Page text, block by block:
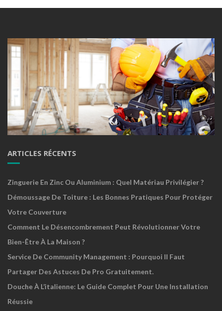
ARTICLES RÉCENTS
Zinguerie En Zinc Ou Aluminium : Quel Matériau Privilégier ?
Démoussage De Toiture : Les Bonnes Pratiques Pour Protéger
Votre Couverture
Comment Le Désencombrement Peut Révolutionner Votre
Bien-Être À La Maison ?
Service De Community Management : Pourquoi Il Faut
Partager Des Astuces De Pro Gratuitement.
Douche À L’italienne: Le Guide Complet Pour Une Installation
Réussie